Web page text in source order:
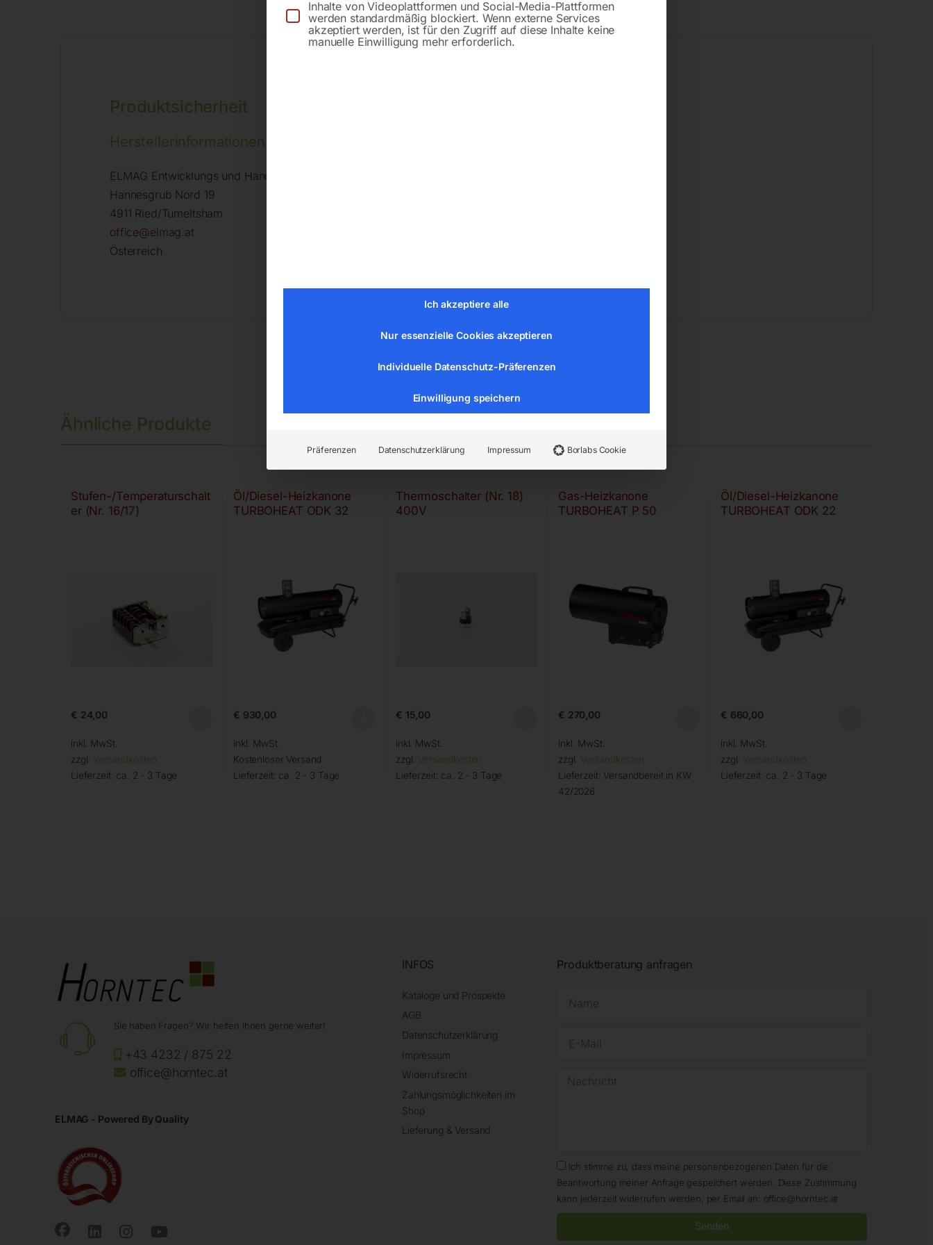
Produktsicherheit
Produktsicherheit
Herstellerinformationen
ELMAG Entwicklungs und Handels GmbH
Hannesgrub Nord 19
4911 Ried/Tumeltsham
office@elmag.at
Österreich
Ähnliche Produkte
Stufen-/Temperaturschalt
er (Nr. 16/17)
€ 24,00
inkl. MwSt.
zzgl. Versandkosten
Lieferzeit: ca. 2 - 3 Tage
Öl/Diesel-Heizkanone
TURBOHEAT ODK 32
€ 930,00
inkl. MwSt.
Kostenloser Versand
Lieferzeit: ca. 2 - 3 Tage
Thermoschalter (Nr. 18)
400V
€ 15,00
inkl. MwSt.
zzgl. Versandkosten
Lieferzeit: ca. 2 - 3 Tage
Gas-Heizkanone
TURBOHEAT P 50
€ 270,00
inkl. MwSt.
zzgl. Versandkosten
Lieferzeit: Versandbereit in KW
42/2026
Öl/Diesel-Heizkanone
TURBOHEAT ODK 22
€ 660,00
inkl. MwSt.
zzgl. Versandkosten
Lieferzeit: ca. 2 - 3 Tage
Sie haben Fragen? Wir helfen Ihnen gerne weiter!
+43 4232 / 875 22
office@horntec.at
ELMAG - Powered By Quality
INFOS
Kataloge und Prospekte
AGB
Datenschutzerklärung
Impressum
Widerrufsrecht
Zahlungsmöglichkeiten im
Shop
Lieferung & Versand
Produktberatung anfragen
Ich stimme zu, dass meine personenbezogenen Daten für die
Beantwortung meiner Anfrage gespeichert werden. Diese Zustimmung
kann jederzeit widerrufen werden, per Email an: office@horntec.at
Senden
Inhalte von Videoplattformen und Social-Media-Plattformen
werden standardmäßig blockiert. Wenn externe Services
akzeptiert werden, ist für den Zugriff auf diese Inhalte keine
manuelle Einwilligung mehr erforderlich.
Ich akzeptiere alle
Nur essenzielle Cookies akzeptieren
Individuelle Datenschutz-Präferenzen
Einwilligung speichern
Präferenzen Datenschutzerklärung Impressum Borlabs Cookie